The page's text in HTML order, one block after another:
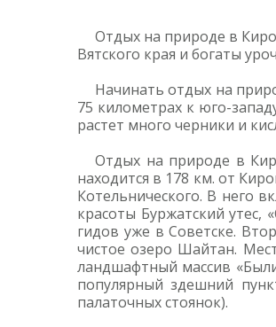
Отдых на природе в
Вятского края и богаты
Начинать отдых на
75 километрах к юго-
растет много черники и
Отдых на природе в
находится в 178 км. от
Котельнического. В него
красоты Буржатский утес,
гидов уже в Советске.
чистое озеро Шайтан.
ландшафтный массив
популярный здешний
палаточных стоянок).